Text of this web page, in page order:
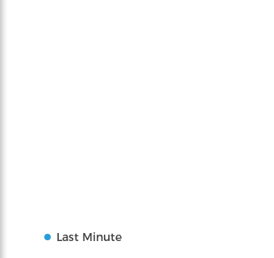
Last Minute